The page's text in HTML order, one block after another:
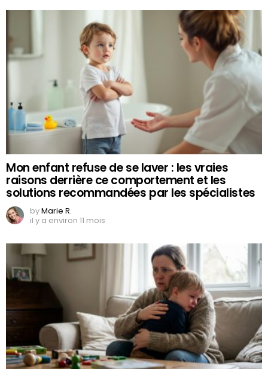
Mon enfant refuse de se laver : les vraies
raisons derrière ce comportement et les
solutions recommandées par les spécialistes
byMarie R.
il y a environ 11 mois